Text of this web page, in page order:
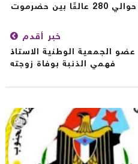
طيران القوات المشتركة يُجلي حوالي 280 عالقًا بين حضرموت
خبر أقدم
الجمعية الوطنية الاستاذ
فهمي الذنبة بوفاة زوجته